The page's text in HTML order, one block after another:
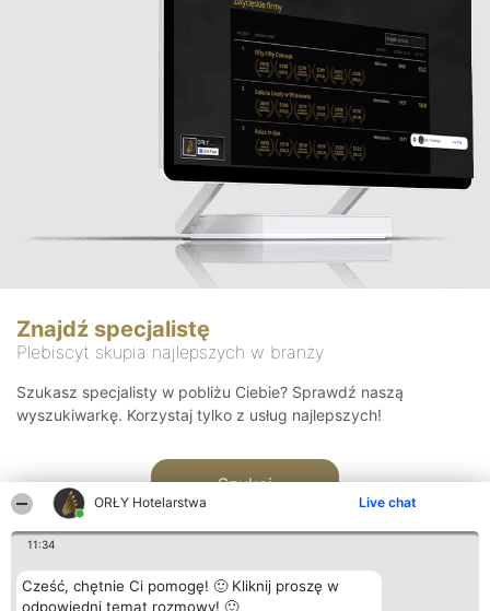
ORŁY Hotelarstwa Live chat
11:34
Cześć, chętnie Ci pomogę! 🙂 Kliknij proszę w
odpowiedni temat rozmowy! 🙂
Znajdź specjalistę
Plebiscyt skupia najlepszych w branży
Szukasz specjalisty w pobliżu Ciebie? Sprawdź naszą
wyszukiwarkę. Korzystaj tylko z usług najlepszych!
Szukaj